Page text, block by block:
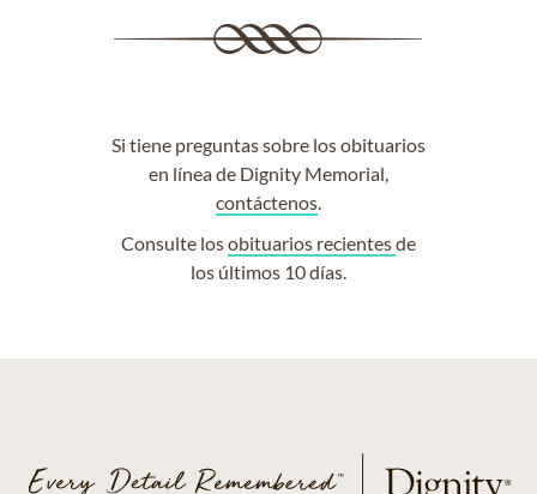
Si tiene preguntas sobre los obituarios
en línea de Dignity Memorial,
contáctenos.
Consulte losobituarios recientesde
los últimos 10 días.